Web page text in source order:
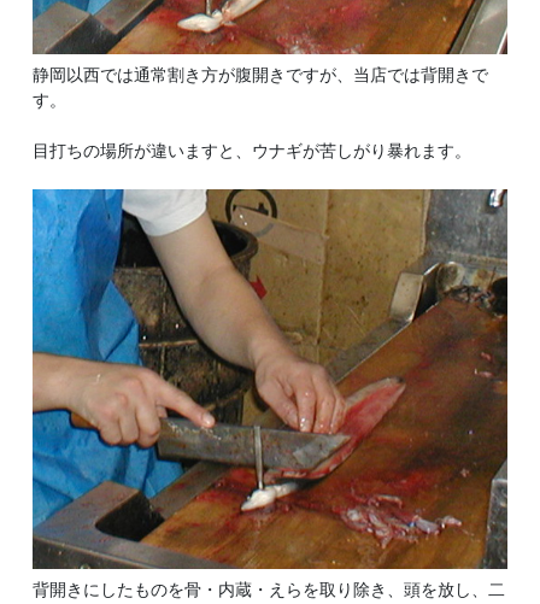
静岡以西では通常割き方が腹開きですが、当店では背開きで
す。
目打ちの場所が違いますと、ウナギが苦しがり暴れます。
背開きにしたものを骨・内蔵・えらを取り除き、頭を放し、二